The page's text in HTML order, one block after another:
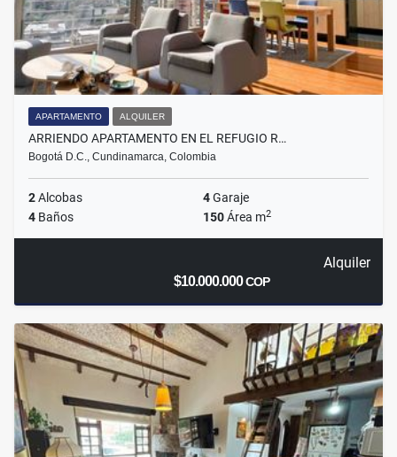
APARTAMENTO ALQUILER
ARRIENDO APARTAMENTO EN EL REFUGIO R…
Bogotá D.C., Cundinamarca, Colombia
2Alcobas 4Garaje
4 Baños 150Área m2
Alquiler
$10.000.000COP